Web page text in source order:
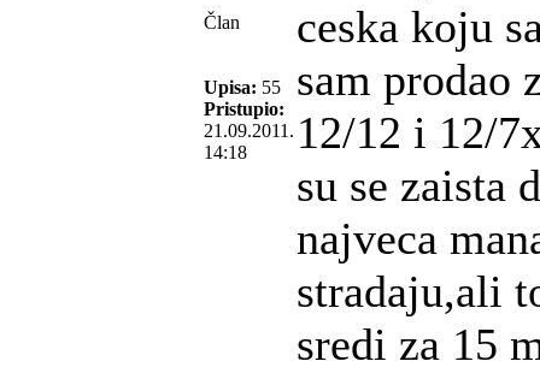
Član
Upisa: 55
Pristupio:
21.09.2011.
14:18
ceska koju
sam prodao
12/12 i 12/
su se zaista
najveca
stradaju,ali
sredi za 15